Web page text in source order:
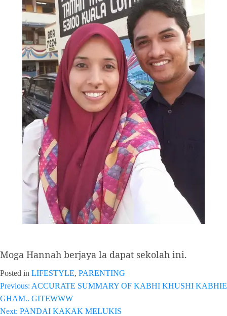
Moga Hannah berjaya la dapat sekolah ini.
Posted in LIFESTYLE, PARENTING
Post
navigation
Previous: ACCURATE SUMMARY OF KABHI KHUSHI KABHIE
GHAM.. GITEWWW
Next: PANDAI KAKAK MELUKIS